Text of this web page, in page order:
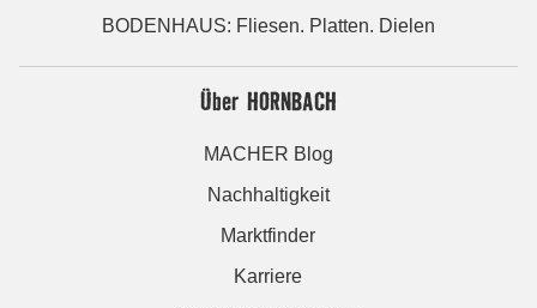
BODENHAUS: Fliesen. Platten. Dielen
Über HORNBACH
MACHER Blog
Nachhaltigkeit
Marktfinder
Karriere